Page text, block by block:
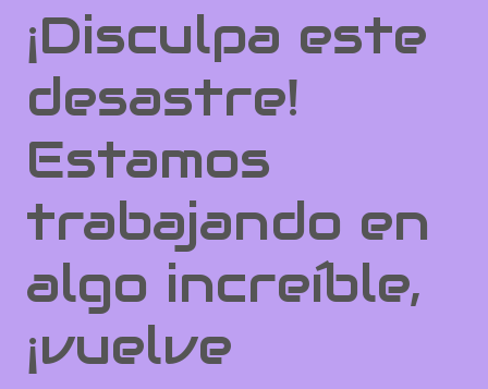
¡Disculpa este
desastre!
Estamos
trabajando en
algo increíble,
¡vuelve